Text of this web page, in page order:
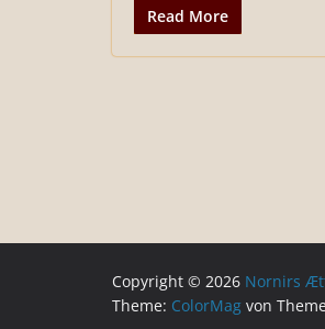
Read More
Copyright © 2026 Nornirs
Theme: ColorMag von